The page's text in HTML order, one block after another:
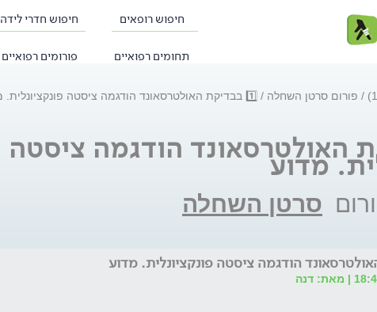
חיפוש רופאים חיפוש חדרי לידה
תחומים רפואיים פורומים רפואיים
פורום סרטן השחלה 1️⃣ בבדיקת האולטרסאונד הודגמה ציסטה פונקציונלית. מדוע
האולטרסאונד הודגמה ציסטה
מדוע
סרטן השחלה